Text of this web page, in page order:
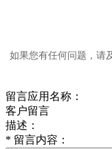
如果您有任何问题，请
留言应用名称：
客户留言
描述：
* 留言内容：